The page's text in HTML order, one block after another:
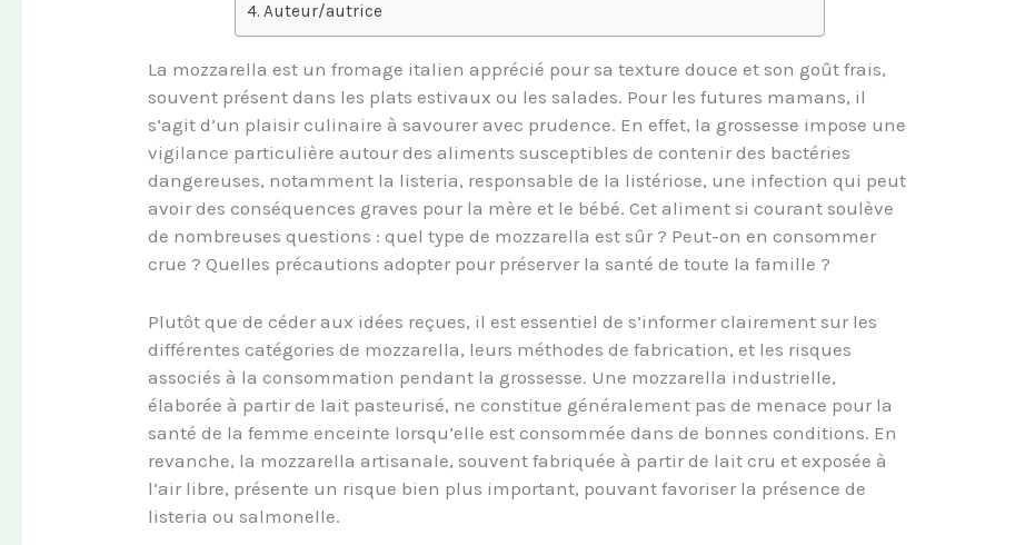
Auteur/autrice
La mozzarella est un fromage italien apprécié pour sa texture douce et son goût frais,
souvent présent dans les plats estivaux ou les salades. Pour les futures mamans, il
s’agit d’un plaisir culinaire à savourer avec prudence. En effet, la grossesse impose une
vigilance particulière autour des aliments susceptibles de contenir des bactéries
dangereuses, notamment la listeria, responsable de la listériose, une infection qui peut
avoir des conséquences graves pour la mère et le bébé. Cet aliment si courant soulève
de nombreuses questions : quel type de mozzarella est sûr ? Peut-on en consommer
crue ? Quelles précautions adopter pour préserver la santé de toute la famille ?
Plutôt que de céder aux idées reçues, il est essentiel de s’informer clairement sur les
différentes catégories de mozzarella, leurs méthodes de fabrication, et les risques
associés à la consommation pendant la grossesse. Une mozzarella industrielle,
élaborée à partir de lait pasteurisé, ne constitue généralement pas de menace pour la
santé de la femme enceinte lorsqu’elle est consommée dans de bonnes conditions. En
revanche, la mozzarella artisanale, souvent fabriquée à partir de lait cru et exposée à
l’air libre, présente un risque bien plus important, pouvant favoriser la présence de
listeria ou salmonelle.